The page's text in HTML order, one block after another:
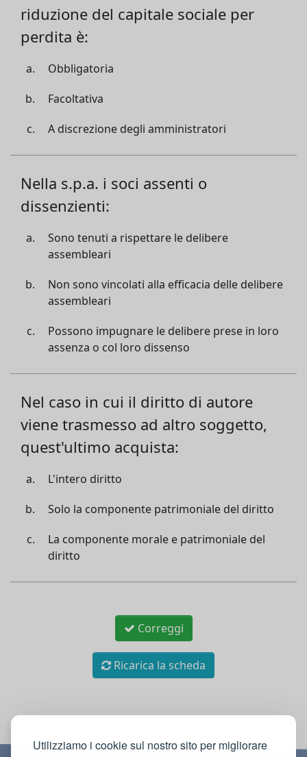
Utilizziamo i cookie sul nostro sito per migliorare
riduzione del capitale sociale per
perdita è:
Obbligatoria
Facoltativa
A discrezione degli amministratori
Nella s.p.a. i soci assenti o
dissenzienti:
Sono tenuti a rispettare le delibere
assembleari
Non sono vincolati alla efficacia delle delibere
assembleari
Possono impugnare le delibere prese in loro
assenza o col loro dissenso
Nel caso in cui il diritto di autore
viene trasmesso ad altro soggetto,
quest'ultimo acquista:
L'intero diritto
Solo la componente patrimoniale del diritto
La componente morale e patrimoniale del
diritto
Correggi
Ricarica la scheda